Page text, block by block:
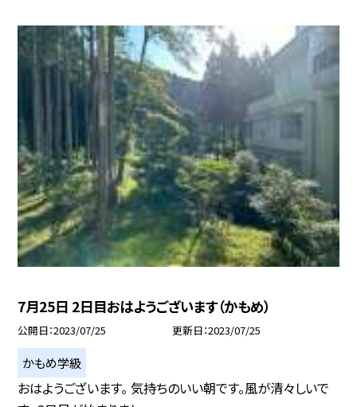
7月25日 2日目おはようございます（かもめ）
公開日 2023/07/25 更新日 2023/07/25
かもめ学級
おはようございます。 気持ちのいい朝です。風が清々しいで